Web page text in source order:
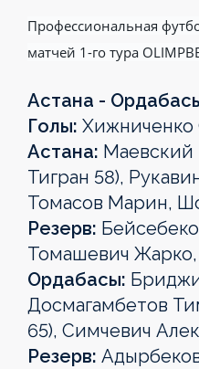
Профессиональная
матчей 1-го тура
Астана -
Голы: Хижниченко
Астана: Маевский
Тигран 58),
Томасов Марин,
Резерв:
Томашевич
Ордабасы:
Досмагамбетов
65), Симчевич
Резерв: